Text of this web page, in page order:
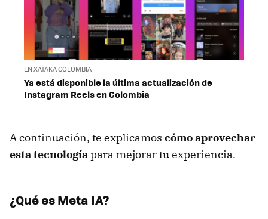
EN XATAKA COLOMBIA
Ya está disponible la última actualización de
Instagram Reels en Colombia
A continuación, te explicamos cómo aprovechar
esta tecnologíapara mejorar tu experiencia.
¿Qué es Meta IA?